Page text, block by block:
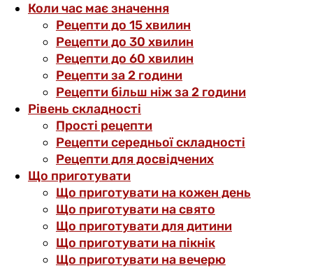
Коли час має значення
Рецепти до 15 хвилин
Рецепти до 30 хвилин
Рецепти до 60 хвилин
Рецепти за 2 години
Рецепти більш ніж за 2 години
Рівень складності
Прості рецепти
Рецепти середньої складності
Рецепти для досвідчених
Що приготувати
Що приготувати на кожен день
Що приготувати на свято
Що приготувати для дитини
Що приготувати на пікнік
Що приготувати на вечерю